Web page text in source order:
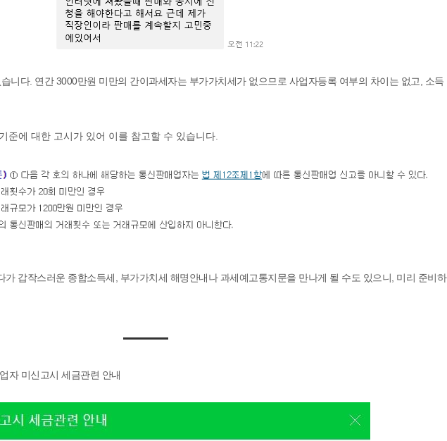
니다. 연간 3000만원 미만의 간이과세자는 부가가치세가 없으므로 사업자등록 여부의 차이는 없고, 소득
준에 대한 고시가 있어 이를 참고할 수 있습니다.
가 갑작스러운 종합소득세, 부가가치세 해명안내나 과세예고통지문을 만나게 될 수도 있으니, 미리 준비하
자 미신고시 세금관련 안내